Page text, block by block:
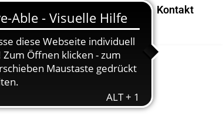
Kontakt